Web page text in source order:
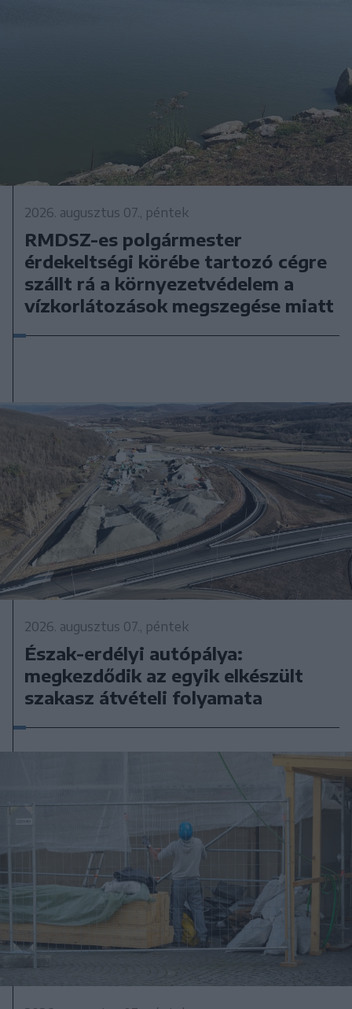
2026. augusztus 07., péntek
RMDSZ-es polgármester
érdekeltségi körébe tartozó cégre
szállt rá a környezetvédelem a
vízkorlátozások megszegése miatt
2026. augusztus 07., péntek
Észak-erdélyi autópálya:
megkezdődik az egyik elkészült
szakasz átvételi folyamata